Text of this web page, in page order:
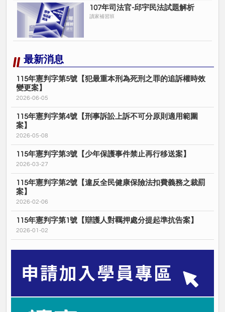
107年司法官-邱宇民法試題解析
讀家補習班
最新消息
115年憲判字第5號【犯最重本刑為死刑之罪的追訴權時效
變更案】
2026-06-05
115年憲判字第4號【刑事訴訟上訴不可分原則適用範圍
案】
2026-05-08
115年憲判字第3號【少年保護事件禁止再行移送案】
2026-03-27
115年憲判字第2號【違反全民健康保險法扣費義務之裁罰
案】
2026-02-06
115年憲判字第1號【辯護人對羈押處分提起準抗告案】
2026-01-02